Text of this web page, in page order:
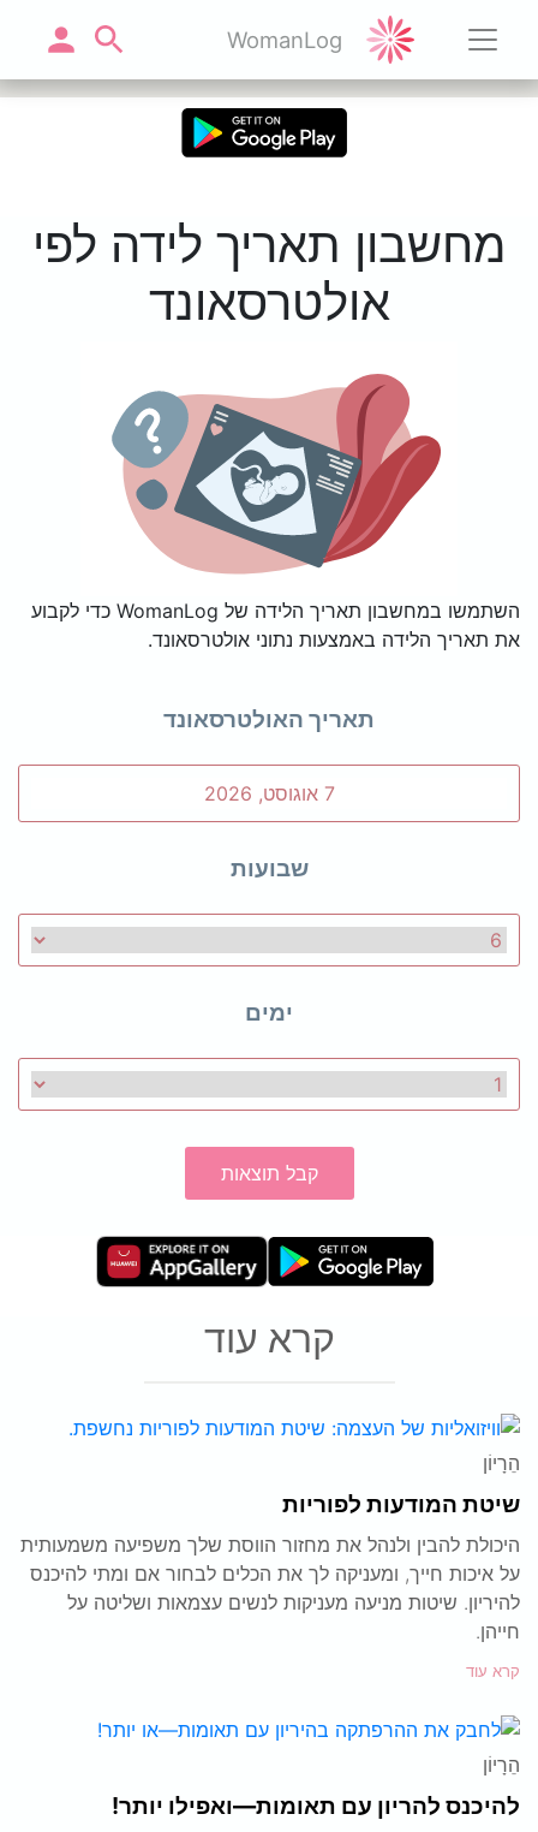
WomanLog
מחשבון תאריך לידה לפי
אולטרסאונד
השתמשו במחשבון תאריך הלידה של WomanLog כדי לקבוע
את תאריך הלידה באמצעות נתוני אולטרסאונד.
תאריך האולטרסאונד
שבועות
ימים
קבל תוצאות
קרא עוד
הֵרָיוֹן
שיטת המודעות לפוריות
היכולת להבין ולנהל את מחזור הווסת שלך משפיעה משמעותית
על איכות חייך, ומעניקה לך את הכלים לבחור אם ומתי להיכנס
להיריון. שיטות מניעה מעניקות לנשים עצמאות ושליטה על
חייהן.
קרא עוד
הֵרָיוֹן
להיכנס להריון עם תאומות—ואפילו יותר!